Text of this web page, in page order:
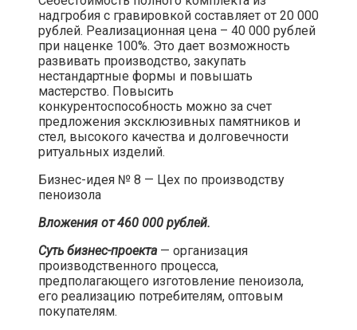
надгробия с гравировкой составляет от 20 000
рублей. Реализационная цена – 40 000 рублей
при наценке 100%. Это дает возможность
развивать производство, закупать
нестандартные формы и повышать
мастерство. Повысить
конкурентоспособность можно за счет
предложения эксклюзивных памятников и
стел, высокого качества и долговечности
ритуальных изделий.​
Бизнес-идея № 8 — Цех по производству
пеноизола​
Вложения от 460 000 рублей.
Суть бизнес-проекта — организация
производственного процесса,
предполагающего изготовление пеноизола,
его реализацию потребителям, оптовым
покупателям.​